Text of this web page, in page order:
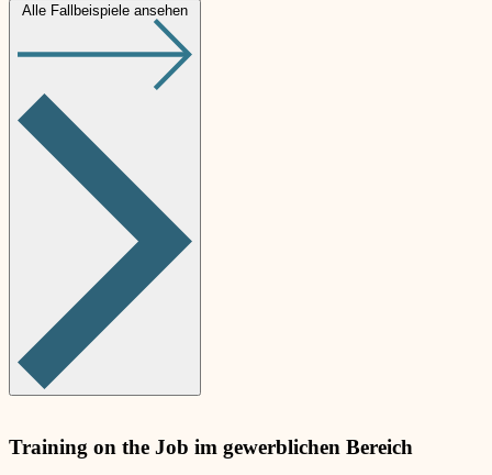
Alle Fallbeispiele ansehen
Training on the Job im gewerblichen Bereich